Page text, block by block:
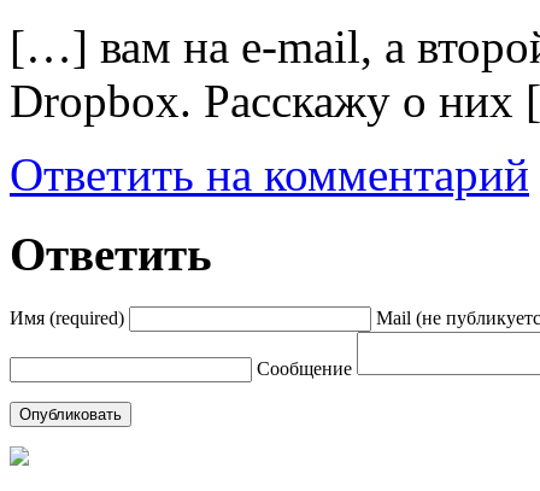
[…] вам на e-mail, а
Dropbox. Расскажу о
Ответить на комментарий
Ответить
Имя (required) Mail (не
Сообщение